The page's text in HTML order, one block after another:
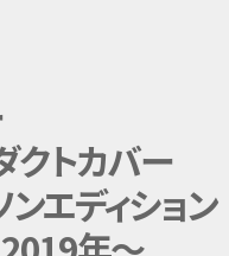
クトカバー
エディション